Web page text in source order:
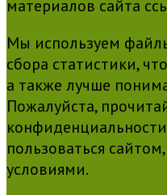
материалов сайта
Мы используем
сбора статистики,
а также лучше
Пожалуйста,
пользоваться
условиями.